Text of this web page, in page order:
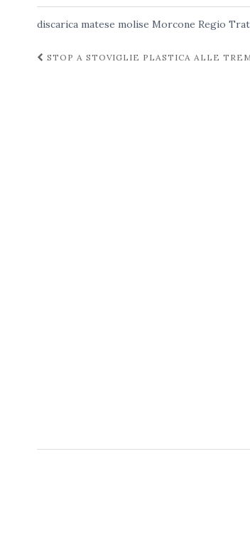
discarica matese molise Morcone Regio
Navigazione
STOP A STOVIGLIE PLASTICA ALLE